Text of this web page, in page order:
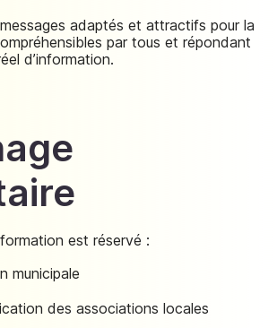
adaptés et attractifs pour la
par tous et répondant
d’information.
est réservé :
municipale
des associations locales